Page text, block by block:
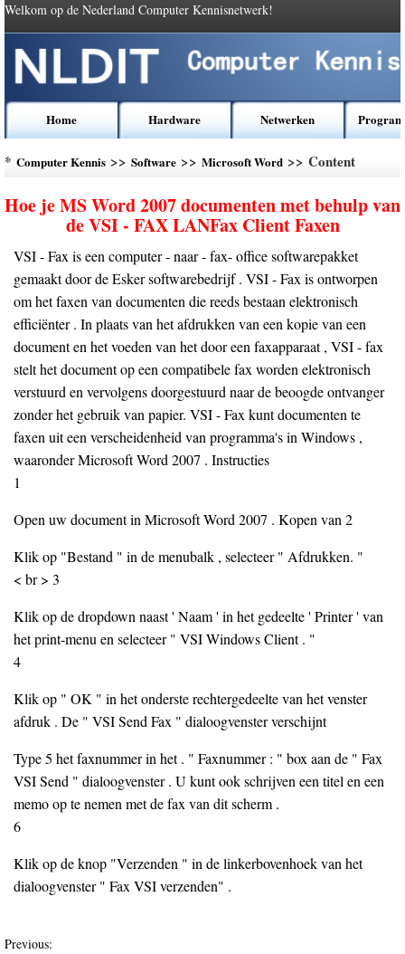
Welkom op de Nederland Computer Kennisnetwerk!
Home Hardware Netwerken
* Computer Kennis >> Software >> Microsoft Word >> Content
Hoe je MS Word 2007 documenten met behulp van
de VSI - FAX LANFax Client Faxen
VSI - Fax is een computer - naar - fax- office softwarepakket
gemaakt door de Esker softwarebedrijf . VSI - Fax is ontworpen
om het faxen van documenten die reeds bestaan ​​elektronisch
efficiënter . In plaats van het afdrukken van een kopie van een
document en het voeden van het door een faxapparaat , VSI - fax
stelt het document op een compatibele fax worden elektronisch
verstuurd en vervolgens doorgestuurd naar de beoogde ontvanger
zonder het gebruik van papier. VSI - Fax kunt documenten te
faxen uit een verscheidenheid van programma's in Windows ,
waaronder Microsoft Word 2007 . Instructies
1
Open uw document in Microsoft Word 2007 . Kopen van 2
Klik op "Bestand " in de menubalk , selecteer " Afdrukken. "
< br > 3
Klik op de dropdown naast ' Naam ' in het gedeelte ' Printer ' van
het print-menu en selecteer " VSI Windows Client . "
4
Klik op " OK " in het onderste rechtergedeelte van het venster
afdruk . De " VSI Send Fax " dialoogvenster verschijnt
Type 5 het faxnummer in het . " Faxnummer : " box aan de " Fax
VSI Send " dialoogvenster . U kunt ook schrijven een titel en een
memo op te nemen met de fax van dit scherm .
6
Klik op de knop "Verzenden " in de linkerbovenhoek van het
dialoogvenster " Fax VSI verzenden" .
Previous: